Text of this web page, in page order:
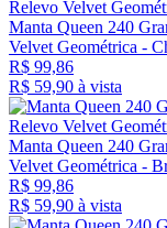
Manta Queen 240
Velvet Geométrica -
R$ 99,86
R$ 59,90 à vista
Manta Queen 240
Velvet Geométrica -
R$ 99,86
R$ 59,90 à vista